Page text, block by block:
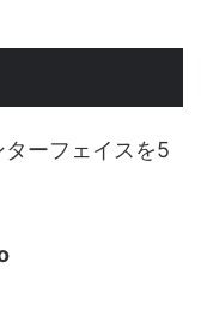
ーフェイスを5